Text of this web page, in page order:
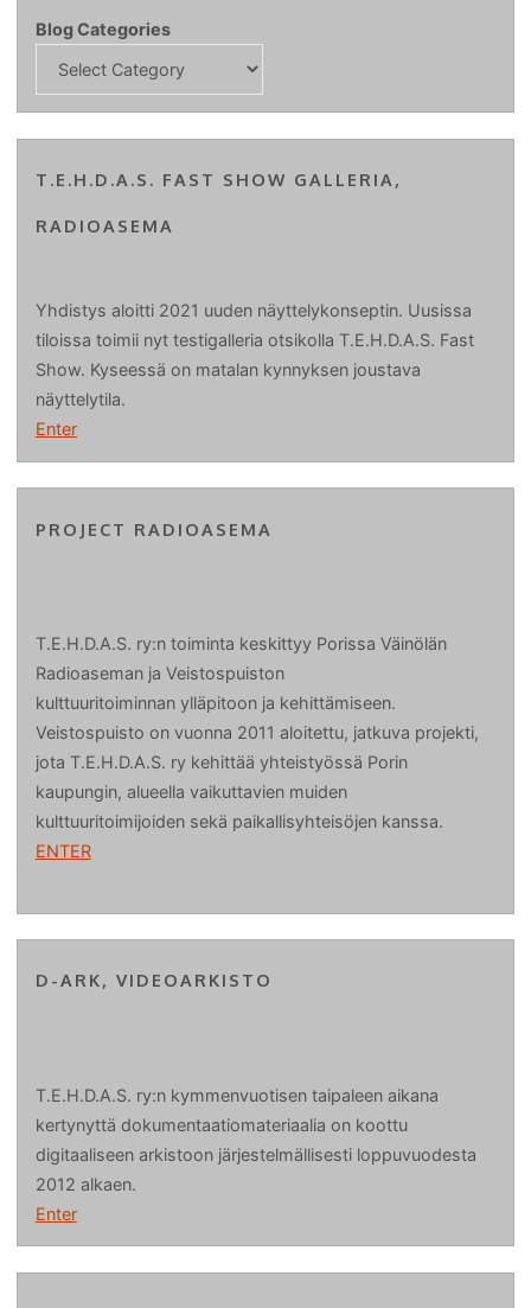
Blog Categories
T.E.H.D.A.S. FAST SHOW GALLERIA,
RADIOASEMA
Yhdistys aloitti 2021 uuden näyttelykonseptin. Uusissa
tiloissa toimii nyt testigalleria otsikolla T.E.H.D.A.S. Fast
Show. Kyseessä on matalan kynnyksen joustava
näyttelytila.
Enter
PROJECT RADIOASEMA
T.E.H.D.A.S. ry:n toiminta keskittyy Porissa Väinölän
Radioaseman ja Veistospuiston
kulttuuritoiminnan ylläpitoon ja kehittämiseen.
Veistospuisto on vuonna 2011 aloitettu, jatkuva projekti,
jota T.E.H.D.A.S. ry kehittää yhteistyössä Porin
kaupungin, alueella vaikuttavien muiden
kulttuuritoimijoiden sekä paikallisyhteisöjen kanssa.
ENTER
D-ARK, VIDEOARKISTO
T.E.H.D.A.S. ry:n kymmenvuotisen taipaleen aikana
kertynyttä dokumentaatiomateriaalia on koottu
digitaaliseen arkistoon järjestelmällisesti loppuvuodesta
2012 alkaen.
Enter